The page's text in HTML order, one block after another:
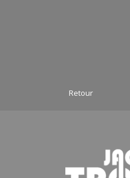
Retour